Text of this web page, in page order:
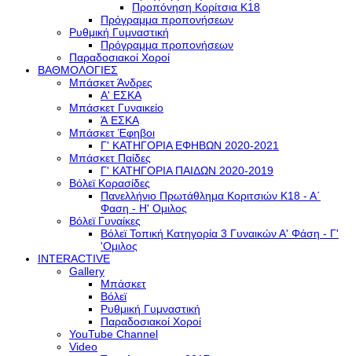
Προπόνηση Κορίτσια Κ18
Πρόγραμμα προπονήσεων
Ρυθμική Γυμναστική
Πρόγραμμα προπονήσεων
Παραδοσιακοί Χοροί
ΒΑΘΜΟΛΟΓΙΕΣ
Μπάσκετ Άνδρες
Α' ΕΣΚΑ
Μπάσκετ Γυναικείο
Ά ΕΣΚΑ
Μπάσκετ Έφηβοι
Γ' ΚΑΤΗΓΟΡΙΑ ΕΦΗΒΩΝ 2020-2021
Μπάσκετ Παίδες
Γ' ΚΑΤΗΓΟΡΙΑ ΠΑΙΔΩΝ 2020-2019
Βόλεϊ Κορασίδες
Πανελλήνιο Πρωτάθλημα Κοριτσιών Κ18 - Α΄
Φαση - H' Ομιλος
Βόλεϊ Γυναίκες
Βόλεϊ Τοπική Κατηγορία 3 Γυναικών Α' Φάση - Γ'
'Ομιλος
INTERACTIVE
Gallery
Μπάσκετ
Βόλεϊ
Ρυθμική Γυμναστική
Παραδοσιακοί Χοροί
YouTube Channel
Video